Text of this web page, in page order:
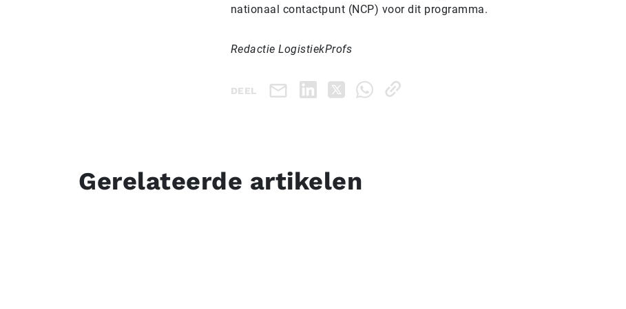
nationaal contactpunt (NCP) voor dit programma.
Redactie LogistiekProfs
DEEL
Gerelateerde artikelen